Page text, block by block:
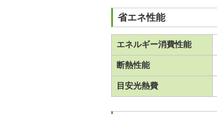
省エネ性能
エネルギー消費性能
断熱性能
目安光熱費